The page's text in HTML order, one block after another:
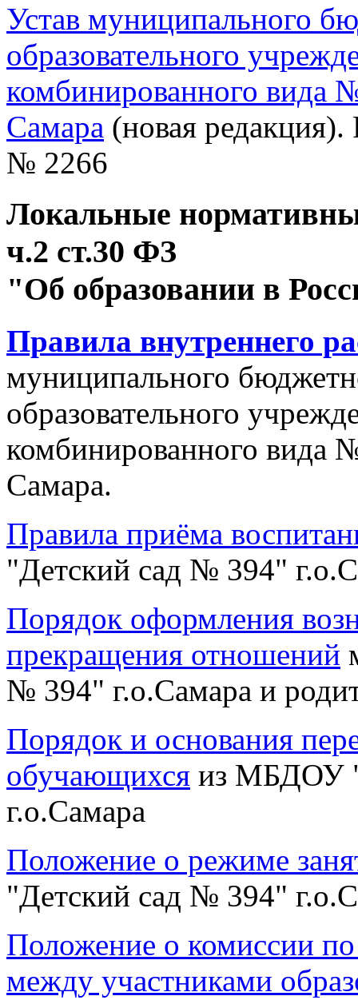
Устав муниципального
образовательного
комбинированного вида
Самара (новая
№ 2266
Локальные
ч.2 ст.30 ФЗ
"Об образовании в
Правила внутреннего
муниципального
образовательного
комбинированного вида
Самара.
Правила приёма
"Детский сад № 394"
Порядок оформления
прекращения отношений
№ 394" г.о.Самара и
Порядок и основания
обучающихся из МБДОУ
г.о.Самара
Положение о режиме
"Детский сад № 394"
Положение о комиссии
между участниками